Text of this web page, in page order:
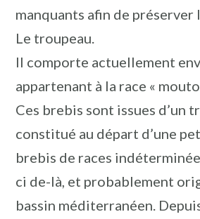
manquants afin de
Le troupeau.
Il comporte actuellement
appartenant à la race «
Ces brebis sont issues d’un
constitué au départ d’une
brebis de races
ci de-là, et probablement
bassin méditerranéen.